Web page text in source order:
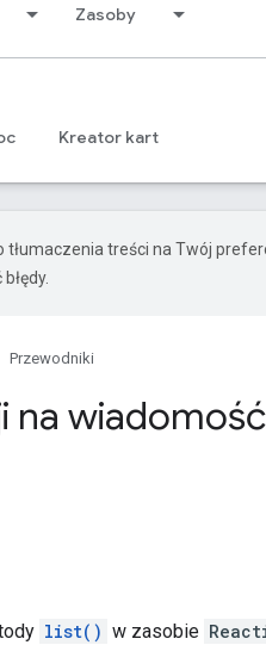
Zasoby
Kreator kart
tłumaczenia treści na Twój
Przewodniki
na wiadomość
list() w zasobie